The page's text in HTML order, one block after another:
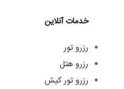
خدمات آنلاین
رزرو تور
رزرو هتل
رزرو تور کیش